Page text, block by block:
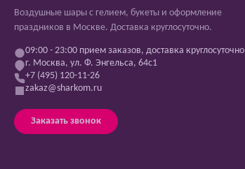
Воздушные шары с гелием, букеты и оформление
праздников в Москве. Доставка круглосуточно.
09:00 - 23:00 прием заказов, доставка круглосуточно
г. Москва, ул. Ф. Энгельса, 64с1
+7 (495) 120-11-26
zakaz@sharkom.ru
Заказать звонок